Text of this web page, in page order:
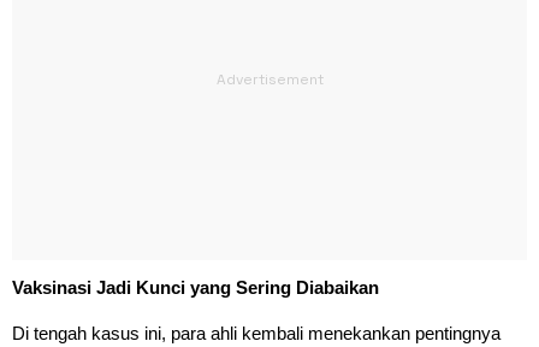
Vaksinasi Jadi Kunci yang Sering Diabaikan
Di tengah kasus ini, para ahli kembali menekankan pentingnya